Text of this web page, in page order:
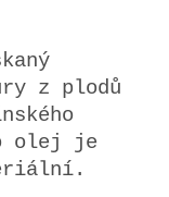
z plodů
olej je